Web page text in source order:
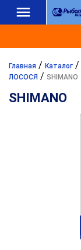
Главная / Каталог /
ЛОСОСЯ / SHIMANO
SHIMANO